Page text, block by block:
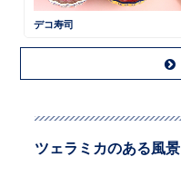
デコ寿司
ツェラミカのある風景